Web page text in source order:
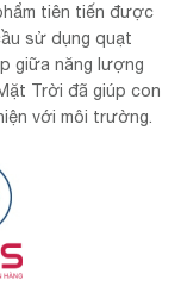
tiên tiến được
sử dụng quạt
giữa năng lượng
Trời đã giúp con
với môi trường.